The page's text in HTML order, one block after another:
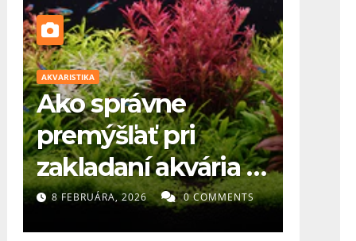
AKVARISTIKA
Ako správne
premýšľať pri
zakladaní akvária (1.
diel)- Najväčšia
chyba v
8 FEBRUÁRA, 2026 0 COMMENTS